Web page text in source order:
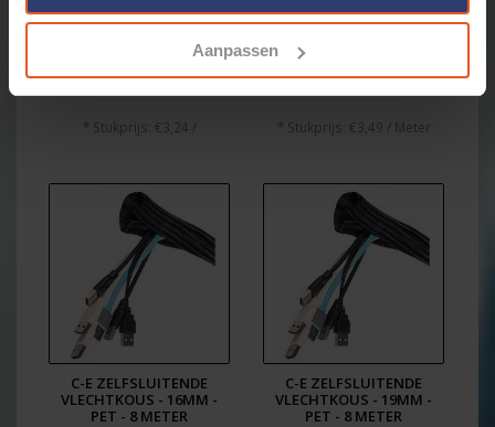
Aanpassen
C-E ZELFSLUITENDE
€32,43
* Stukprijs: €3,24 /
13MM ZELFSLUITENDE
2000 13-0 - ROL 50M.
€183,80€174,68
* Stukprijs: €3,49 / Meter
C-E ZELFSLUITENDE
VLECHTKOUS - 16MM -
PET - 8 METER
C-E ZELFSLUITENDE
VLECHTKOUS - 19MM -
PET - 8 METER